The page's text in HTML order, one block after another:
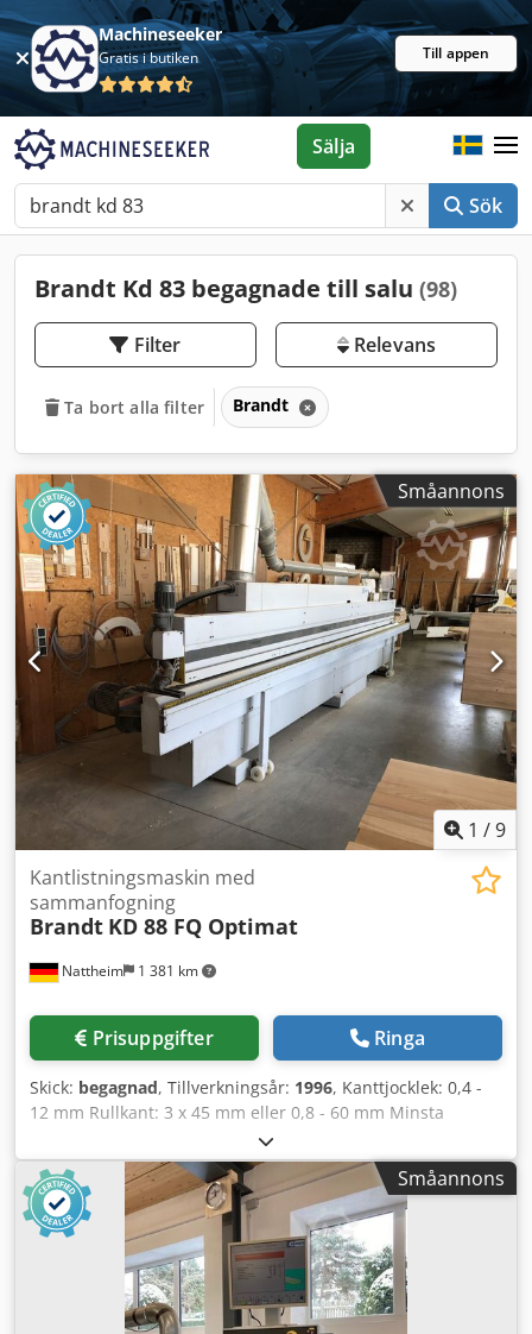
Machineseeker
Gratis i butiken Till appen
Sök
Sälja
Brandt Kd 83 begagnade till salu (98)
Filter Relevans
Ta bort alla filter Brandt
Småannons
1 /9
Nattheim 1 381 km
Kantlistningsmaskin med
sammanfogning
Brandt KD 88 FQ Optimat
Prisuppgifter Ringa
Skick: begagnad, Tillverkningsår: 1996, Kanttjocklek: 0,4 -
12 mm Rullkant: 3 x 45 mm eller 0,8 - 60 mm Minsta
arbetsstyckets bredd: 65 mm Minsta arbetsstyckets längd:
160 mm Arbetsstyckets tjocklek: 10 - 55 mm Matning: 13
m/min Förfräsning (fogning) Limkärl Quickmelt Limenhet
Kapsåg Spånjämning Faskfräsning Radiefräsning
Hörnavkopiering Planskrapskniv Polerenhet Maskinmått:
7450 x 1220 x 2400 mm Vikt: 3000 kg Lagerplats: Nattheim
Dodpevvkd Tjfx Aldokr
Småannons